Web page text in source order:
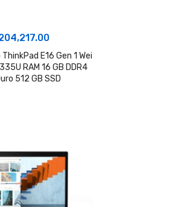
E16 Gen 1 Wei
RAM 16 GB DDR4
512 GB SSD